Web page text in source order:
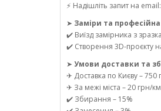
⚡ Надішліть запит на email:
➤ Заміри та
✔️ Виїзд замірника з
✔️ Створення 3D-проєкту
➤ Умови доставки та
✈ Доставка по Києву – 750
✈ За межі міста – 20 грн/км
✔️ Збирання – 15%